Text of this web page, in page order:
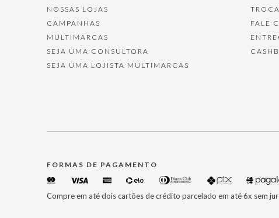
NOSSAS LOJAS
CAMPANHAS
MULTIMARCAS
SEJA UMA CONSULTORA
SEJA UMA LOJISTA MULTIMARCAS
FALE
FORMAS DE PAGAMENTO
Compre em até dois cartões de crédito parcelado em até 6x sem